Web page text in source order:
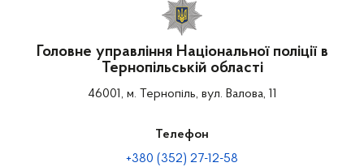
Головне управління Національної поліції в
Тернопільській області
46001, м. Тернопіль, вул. Валова, 11
Телефон
+380 (352) 27-12-58